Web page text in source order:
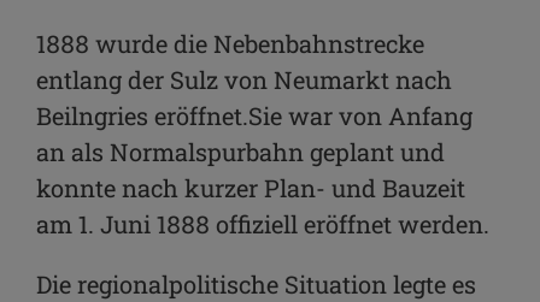
1888 wurde die Nebenbahnstrecke
entlang der Sulz von Neumarkt nach
Beilngries eröffnet.Sie war von Anfang
an als Normalspurbahn geplant und
konnte nach kurzer Plan- und Bauzeit
am 1. Juni 1888 offiziell eröffnet werden.
Die regionalpolitische Situation legte es